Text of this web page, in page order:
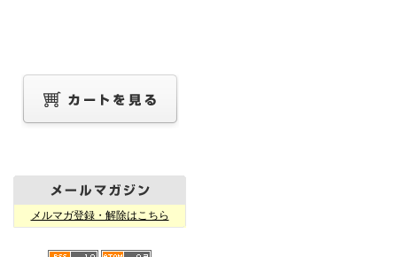
メルマガ登録・解除はこちら